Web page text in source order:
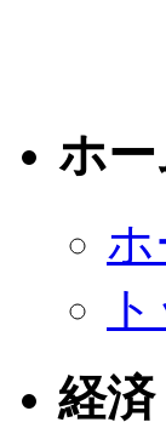
ホー
ホ
経済